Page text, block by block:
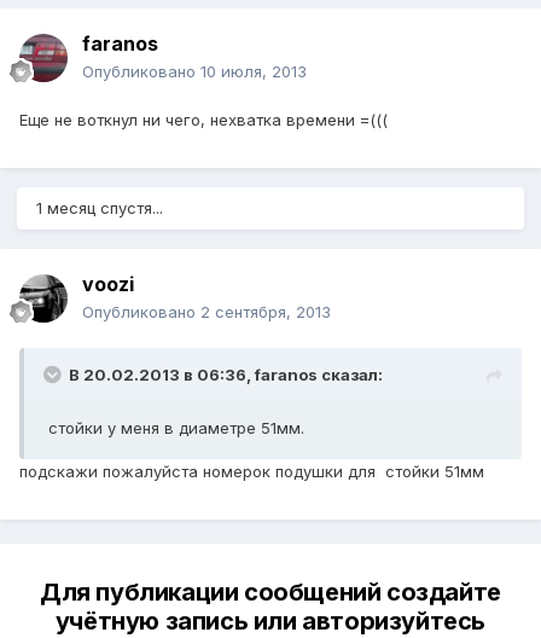
faranos
Опубликовано 10 июля, 2013
Еще не воткнул ни чего, нехватка времени =(((
1 месяц спустя...
voozi
Опубликовано 2 сентября, 2013
В 20.02.2013 в 06:36, faranos сказал:
стойки у меня в диаметре 51мм.
подскажи пожалуйста номерок подушки для стойки 51мм
Для публикации сообщений создайте
учётную запись или авторизуйтесь